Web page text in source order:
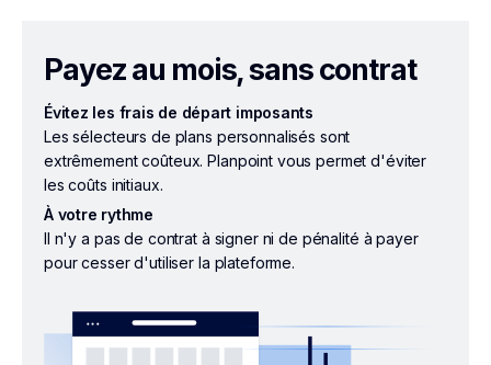
Payez au mois, sans contrat
Évitez les frais de départ imposants
Les sélecteurs de plans personnalisés sont
extrêmement coûteux. Planpoint vous permet d'éviter
les coûts initiaux.
À votre rythme
Il n'y a pas de contrat à signer ni de pénalité à payer
pour cesser d'utiliser la plateforme.